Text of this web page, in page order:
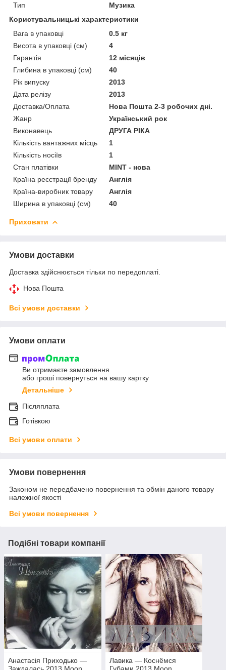
Тип
Музика
Користувальницькі характеристики
Вага в упаковці
0.5 кг
Висота в упаковці (см)
4
Гарантія
12 місяців
Глибина в упаковці (см)
40
Рік випуску
2013
Дата релізу
2013
Доставка/Оплата
Нова Пошта 2-3 робочих дні.
Жанр
Український рок
Виконавець
ДРУГА РІКА
Кількість вантажних місць
1
Кількість носіїв
1
Стан платівки
MINT - нова
Країна реєстрації бренду
Англія
Країна-виробник товару
Англія
Ширина в упаковці (см)
40
Приховати
Умови доставки
Доставка здійснюється тільки по передоплаті.
Нова Пошта
Всі умови доставки
Умови оплати
Ви отримаєте замовлення
або гроші повернуться на вашу картку
Детальніше
Післяплата
Готівкою
Всі умови оплати
Умови повернення
Законом не передбачено повернення та обмін даного товару
належної якості
Всі умови повернення
Подібні товари компанії
Анастасія Приходько —
Лавика — Коснёмся